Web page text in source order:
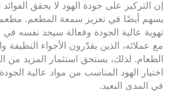
إن التركيز على جودة الهود لا يحقق
يسهم أيضًا في تعزيز سمعة المطعم.
تهوية عالية الجودة وفعالة سيجد نفسه
مع عملائه، الذين يقدّرون الأجواء النظيفة
الطعام. لذلك، يستحق استثمار المزيد من
اختيار الهود المناسب من مواد عالية
في المدى البعيد.